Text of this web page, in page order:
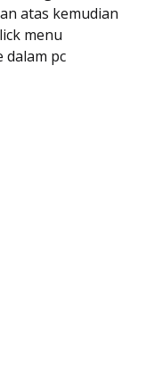
atas kemudian
menu
dalam pc